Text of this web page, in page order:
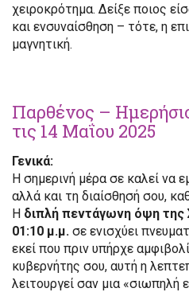
χειροκρότημα. Δείξε ποιος
και ενσυναίσθηση – τότε, η
μαγνητική.
Παρθένος –
τις 14 Μαΐου 2025
Γενικά:
Η σημερινή μέρα σε καλεί να
αλλά και τη διαίσθησή σου,
Η διπλή πεντάγωνη όψη της
01:10 μ.μ. σε ενισχύει
εκεί που πριν υπήρχε
κυβερνήτης σου, αυτή η
λειτουργεί σαν μια «σιωπηλή